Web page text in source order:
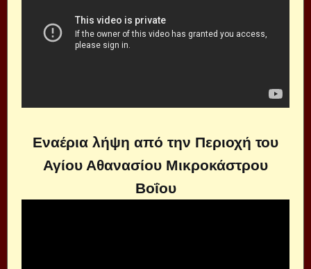
Εναέρια λήψη από την Περιοχή του
Αγίου Αθανασίου Μικροκάστρου
Βοΐου